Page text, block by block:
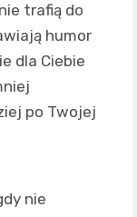
trafią do
humor
dla Ciebie
po Twojej
nie